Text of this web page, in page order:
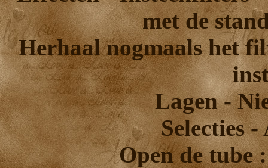
met de
Herhaal nogmaals het
Lagen -
Selecties -
Open de tube